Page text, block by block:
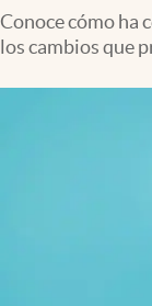
Streaming
Conoce cómo ha
los cambios que